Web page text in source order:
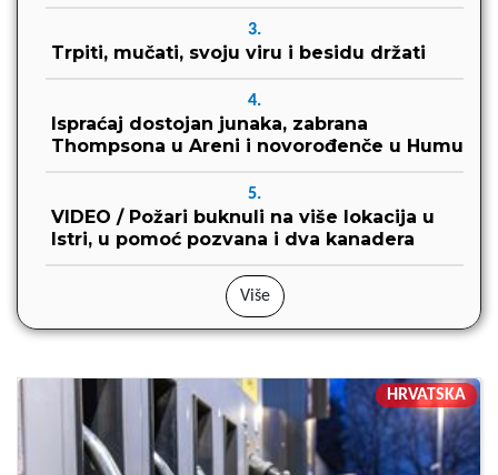
3.
Trpiti, mučati, svoju viru i besidu držati
4.
Ispraćaj dostojan junaka, zabrana
Thompsona u Areni i novorođenče u Humu
5.
VIDEO / Požari buknuli na više lokacija u
Istri, u pomoć pozvana i dva kanadera
Više
HRVATSKA